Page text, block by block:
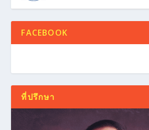
FACEBOOK
ที่ปรึกษา